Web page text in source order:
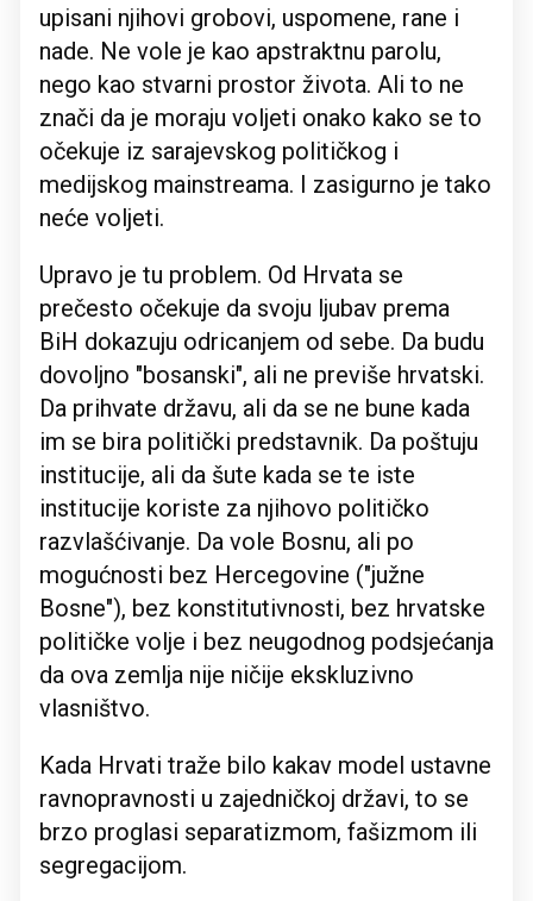
upisani njihovi grobovi, uspomene, rane i
nade. Ne vole je kao apstraktnu parolu,
nego kao stvarni prostor života. Ali to ne
znači da je moraju voljeti onako kako se to
očekuje iz sarajevskog političkog i
medijskog mainstreama. I zasigurno je tako
neće voljeti.
Upravo je tu problem. Od Hrvata se
prečesto očekuje da svoju ljubav prema
BiH dokazuju odricanjem od sebe. Da budu
dovoljno "bosanski", ali ne previše hrvatski.
Da prihvate državu, ali da se ne bune kada
im se bira politički predstavnik. Da poštuju
institucije, ali da šute kada se te iste
institucije koriste za njihovo političko
razvlašćivanje. Da vole Bosnu, ali po
mogućnosti bez Hercegovine ("južne
Bosne"), bez konstitutivnosti, bez hrvatske
političke volje i bez neugodnog podsjećanja
da ova zemlja nije ničije ekskluzivno
vlasništvo.
Kada Hrvati traže bilo kakav model ustavne
ravnopravnosti u zajedničkoj državi, to se
brzo proglasi separatizmom, fašizmom ili
segregacijom.